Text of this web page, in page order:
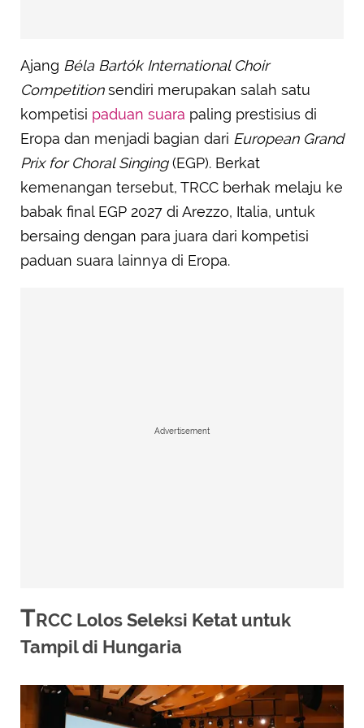
Ajang Béla Bartók International Choir
Competitionsendiri merupakan salah satu
kompetisi paduan suara paling prestisius di
Eropa dan menjadi bagian dari European Grand
Prix for Choral Singing(EGP). Berkat
kemenangan tersebut, TRCC berhak melaju ke
babak final EGP 2027 di Arezzo, Italia, untuk
bersaing dengan para juara dari kompetisi
paduan suara lainnya di Eropa.
Advertisement
TRCC Lolos Seleksi Ketat untuk
Tampil di Hungaria